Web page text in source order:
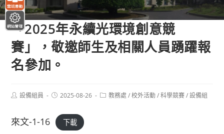
「2025年永續光環境創意競
賽」，敬邀師生及相關人員踴躍報
名參加。
Post設備組員
Post2025-08-26
Post教務處 / 校外活動 / 科學競賽 / 設備組
來文-1-16 下載